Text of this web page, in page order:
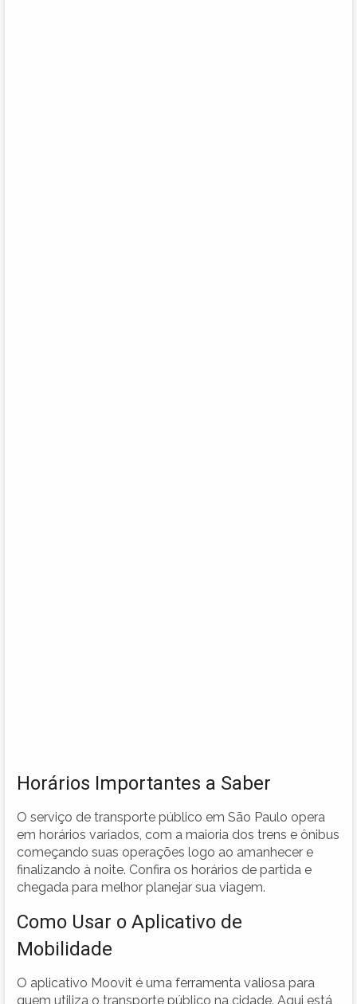
Horários Importantes a Saber
O serviço de transporte público em São Paulo opera
em horários variados, com a maioria dos trens e ônibus
começando suas operações logo ao amanhecer e
finalizando à noite. Confira os horários de partida e
chegada para melhor planejar sua viagem.
Como Usar o Aplicativo de
Mobilidade
O aplicativo Moovit é uma ferramenta valiosa para
quem utiliza o transporte público na cidade. Aqui está